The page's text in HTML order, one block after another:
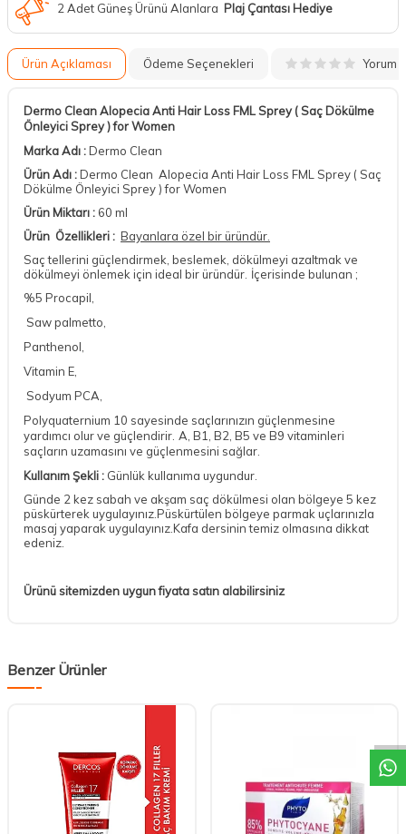
2 Adet Güneş Ürünü Alanlara Plaj Çantası Hediye
Ürün Açıklaması Ödeme Seçenekleri Yorum
Dermo Clean Alopecia Anti Hair Loss FML Sprey ( Saç Dökülme
Önleyici Sprey ) for Women
Marka Adı :Dermo Clean
Ürün Adı :Dermo Clean Alopecia Anti Hair Loss FML Sprey ( Saç
Dökülme Önleyici Sprey ) for Women
Ürün Miktarı : 60 ml
Ürün Özellikleri : Bayanlara özel bir üründür.
Saç tellerini güçlendirmek, beslemek, dökülmeyi azaltmak ve
dökülmeyi önlemek için ideal bir üründür. İçerisinde bulunan ;
%5 Procapil,
Saw palmetto,
Panthenol,
Vitamin E,
Sodyum PCA,
Polyquaternium 10 sayesinde saçlarınızın güçlenmesine
yardımcı olur ve güçlendirir A, B1, B2, B5 ve B9 vitaminleri
saçların uzamasını ve güçlenmesini sağlar.
Kullanım Şekli : Günlük kullanıma uygundur.
Günde 2 kez sabah ve akşam saç dökülmesi olan bölgeye 5 kez
püskürterek uygulayınız.Püskürtülen bölgeye parmak uçlarınızla
masaj yaparak uygulayınız.Kafa dersinin temiz olmasına dikkat
edeniz.
Ürünü sitemizden uygun fiyata satın alabilirsiniz
Benzer Ürünler